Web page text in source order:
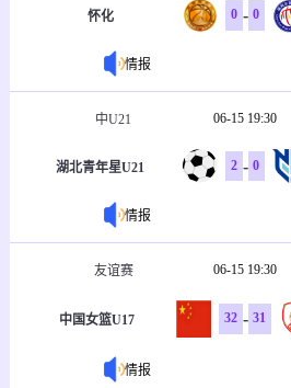
怀化 0 - 0
情报
中U21 06-15 19:30
湖北青年星U21 2 - 0
情报
友谊赛 06-15 19:30
中国女篮U17 32 - 31
情报